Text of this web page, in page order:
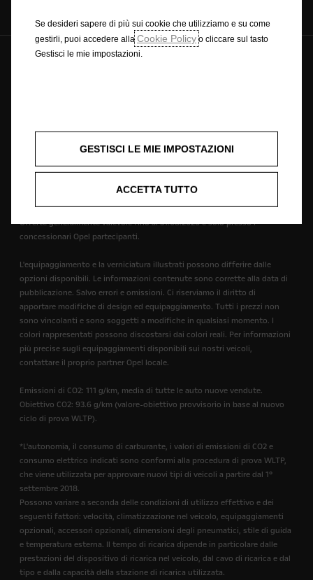
Condizioni della privacy policy
WLTP | nuovi valori sui consumi
Opel worldwide
Preferenze sui cookie
Offerte generalmente valevole fino al 31.08.2026 e solo presso i
concessionari Opel partecipanti.
L'equipaggiamento e la verniciatura illustrati possono differire dalle
opzioni disponibili. Le informazioni contenute sono corrette alla data di
pubblicazione. Salvo errori e omissioni. Ci riserviamo il diritto di
apportare modifiche di design ed equipaggiamento. Tutti i prezzi non
sono vincolanti e sono soggetti a modifiche in qualsiasi momento. I
colori rappresentati possono discostarsi dai colori reali. Per informazioni
più precise sugli equipaggiamenti disponibili sui nostri veicoli,
contattare il proprio partner Opel locale.
Emissioni di CO2: 111 g/km, media di tutte le auto nuove vendute.
Obiettivo CO2: 93.6 g/km (valore-obiettivo provvisorio in base al nuovo
ciclo di prova WLTP).
*L'autonomia, il consumo di carburante, i valori di emissioni di CO2 e
consumo elettrico indicati sono conformi alla procedura di prova WLTP,
che viene utilizzata per approvare nuovi tipi di veicoli a partire dal 1°
settembre 2018.
Possono variare a seconda delle condizioni di utilizzo effettivo e dei
seguenti fattori: velocità, climatizzazione nel veicolo, equipaggiamenti
opzionali, accessori opzionali, dimensioni degli pneumatici, stile di guida
e temperatura esterna. Il tempo di ricarica dipende in particolare dalle
prestazioni del dispositivo di ricarica nel veicolo, dal cavo di ricarica e dal
tipo e dalla capacità della stazione di ricarica utilizzata.
Se desideri sapere di più sui cookie che utilizziamo e su come
gestirli, puoi accedere alla Cookie Policy o cliccare sul tasto
Gestisci le mie impostazioni.
GESTISCI LE MIE IMPOSTAZIONI
ACCETTA TUTTO